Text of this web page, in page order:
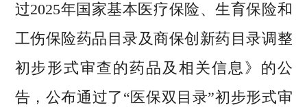
过2025年国家基本医疗保险、生育保险和
工伤保险药品目录及商保创新药目录调整
初步形式审查的药品及相关信息》的公
告，公布通过了“医保双目录”初步形式审